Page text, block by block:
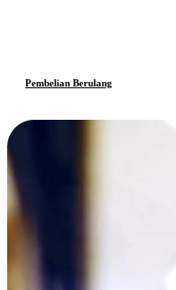
Pembelian Berulang